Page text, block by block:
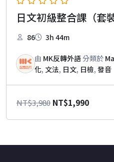
日文初級整合課（套
86 3h 44m
由 MK反轉外語分類於
化, 文法, 日文, 日檢, 發音
NT$3,980 原
NT$1,990目